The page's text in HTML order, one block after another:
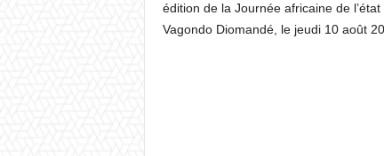
édition de la Journée africaine de
Vagondo Diomandé, le jeudi 10 août